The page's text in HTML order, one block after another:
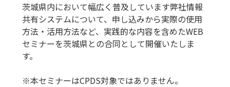
茨城県内において幅広く普及しています弊社情報
共有システムについて、申し込みから実際の使用
方法・活用方法など、実践的な内容を含めたWEB
セミナーを茨城県との合同として開催いたしま
す。
※本セミナーはCPDS対象ではありません。